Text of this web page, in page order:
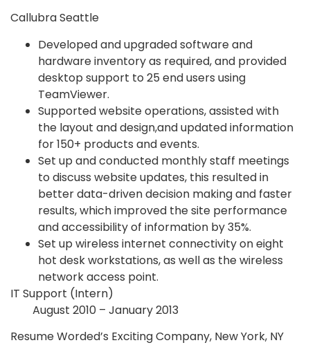
Callubra Seattle
Developed and upgraded software and
hardware inventory as required, and provided
desktop support to 25 end users using
TeamViewer.
Supported website operations, assisted with
the layout and design,and updated information
for 150+ products and events.
Set up and conducted monthly staff meetings
to discuss website updates, this resulted in
better data-driven decision making and faster
results, which improved the site performance
and accessibility of information by 35%.
Set up wireless internet connectivity on eight
hot desk workstations, as well as the wireless
network access point.
IT Support (Intern)
August 2010 – January 2013
Resume Worded’s Exciting Company, New York, NY